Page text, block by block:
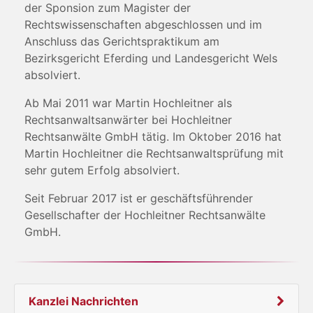
der Sponsion zum Magister der
Rechtswissenschaften abgeschlossen und im
Anschluss das Gerichtspraktikum am
Bezirksgericht Eferding und Landesgericht Wels
absolviert.
Ab Mai 2011 war Martin Hochleitner als
Rechtsanwaltsanwärter bei Hochleitner
Rechtsanwälte GmbH tätig. Im Oktober 2016 hat
Martin Hochleitner die Rechtsanwaltsprüfung mit
sehr gutem Erfolg absolviert.
Seit Februar 2017 ist er geschäftsführender
Gesellschafter der Hochleitner Rechtsanwälte
GmbH.
Kanzlei Nachrichten